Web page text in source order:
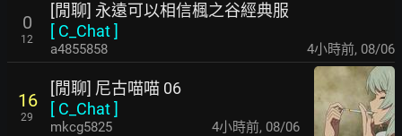
0
12
[閒聊] 永遠可以相信楓之谷經典服
[ C_Chat]
a4855858 4小時前, 08/06
16
29
[閒聊] 尼古喵喵 06
[ C_Chat]
mkcg5825 4小時前, 08/06